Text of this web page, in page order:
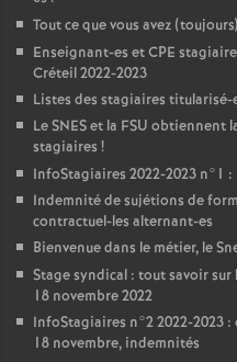
Tout ce que vous avez
Enseignant-es etCPE
Créteil 2022-2023
Listes des stagiaires titularisé-
LeSNESet la FSU obtiennent
stagiaires !
InfoStagiaires 2022-2023 n°1
Indemnité de sujétions de
contractuel-les alternant-es
Bienvenue dans le métier, le
Stage syndical : tout savoir
18 novembre 2022
InfoStagiaires n°2 2022-2023 :
18 novembre, indemnités